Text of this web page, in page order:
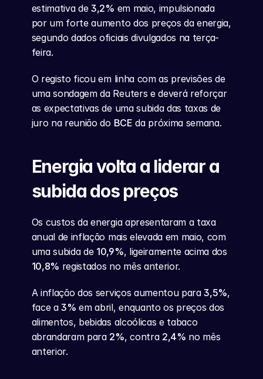
estimativa de 3,2% em maio, impulsionada
por um forte aumento dos preços da energia,
segundo dados oficiais divulgados na terça-
feira.
O registo ficou em linha com as previsões de
uma sondagem da Reuters e deverá reforçar
as expectativas de uma subida das taxas de
juro na reunião do BCE da próxima semana.
Energia volta a liderar a
subida dos preços
Os custos da energia apresentaram a taxa
anual de inflação mais elevada em maio, com
uma subida de 10,9%
10,8% registados no mês anterior.
A inflação dos serviços aumentou para 3,5%,
face a 3% em abril, enquanto os preços dos
alimentos, bebidas alcoólicas e tabaco
abrandaram para 2%, contra 2,4% no mês
anterior.